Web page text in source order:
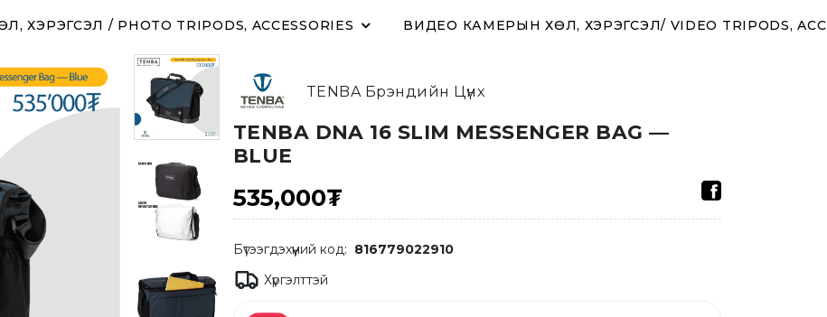
/ PHOTO TRIPODS, ACCESSORIES ВИДЕО КАМЕРЫН ХӨЛ, ХЭРЭГСЭЛ/ VIDEO TRIPODS,
TENBA Брэндийн Цүнх
TENBA DNA 16 SLIM MESSENGER BAG —
BLUE
535,000₮
Бүтээгдэхүүний код: 816779022910
Хүргэлттэй